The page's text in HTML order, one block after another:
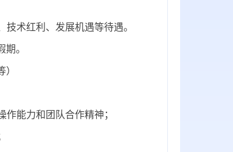
术红利、发展机遇等待遇。
。
能力和团队合作精神；